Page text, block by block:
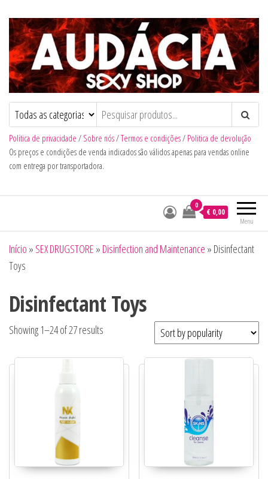
Audacia Sexy Shop
Politica de privacidade / Sobre nós/Termos e condições/ Politica de devolução
Os preços e condições de venda indicados são válidos apenas para vendas online
com entrega por transportadora.
Menu
0
€ 0,00
Início » SEX DRUGSTORE » Disinfection and Maintenance » Disinfectant
Toys
Disinfectant Toys
Showing 1–24 of 27 results